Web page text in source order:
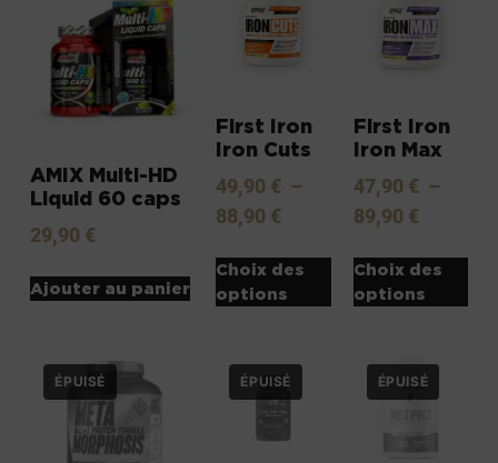
AMIX Multi-HD
Liquid 60 caps
29,90 €
Ajouter au panier
First Iron
Iron Cuts
49,90 € –
88,90 €
Choix des
options
First Iron
Iron Max
47,90 € –
89,90 €
Choix des
options